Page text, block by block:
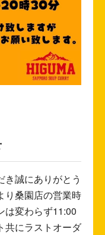
誠にありがとう
り桑園店の営業時
は変わらず11:00
共にラストオーダ